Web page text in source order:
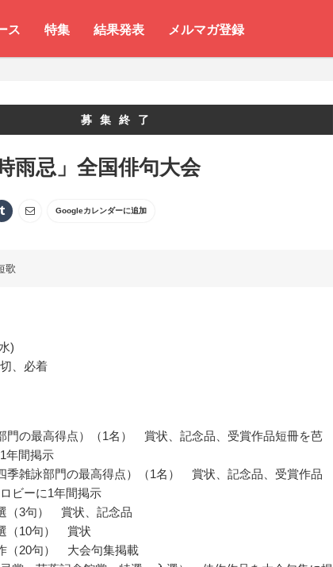
ス 特集 結果発表 メルマガ登録
募集終了
雨忌」全国俳句大会
Googleカレンダーに追加
歌
)
、必着
門の最高得点）（1名） 賞状、記念品、受賞作品短冊を芭
年間掲示
季雑詠部門の最高得点）（1名） 賞状、記念品、受賞作品
ビーに1年間掲示
（3句） 賞状、記念品
（10句） 賞状
（20句） 大会句集掲載